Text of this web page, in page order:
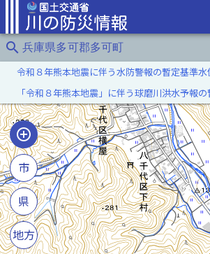
search 兵庫県多可郡多可町
令和８年熊本地震に伴う水防警報の暫定基準
「令和８年熊本地震」に伴う球磨川洪水予報
市
県
地方